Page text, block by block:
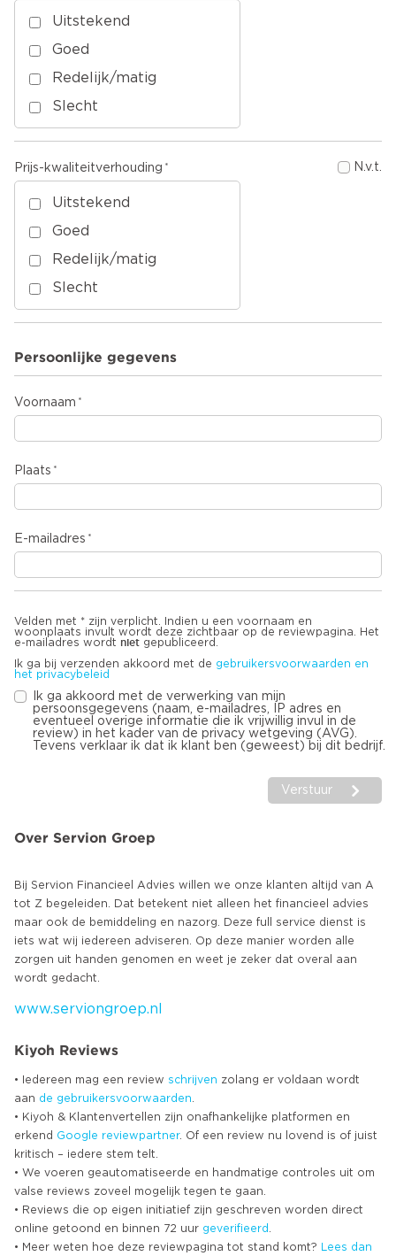
Uitstekend
Goed
Redelijk/matig
Slecht
Prijs-kwaliteitverhouding
Uitstekend
Goed
Redelijk/matig
Slecht
N.v.t.
Persoonlijke gegevens
Voornaam
Plaats
E-mailadres
Velden met * zijn verplicht. Indien u een voornaam en
woonplaats invult wordt deze zichtbaar op de reviewpagina. Het
e-mailadres wordt niet gepubliceerd.
Ik ga bij verzenden akkoord met de gebruikersvoorwaarden en
het privacybeleid
Ik ga akkoord met de verwerking van mijn
persoonsgegevens (naam, e-mailadres, IP adres en
eventueel overige informatie die ik vrijwillig invul in de
review) in het kader van de privacy wetgeving (AVG).
Tevens verklaar ik dat ik klant ben (geweest) bij dit bedrijf.
Verstuur
Over Servion Groep
Bij Servion Financieel Advies willen we onze klanten altijd van A
tot Z begeleiden. Dat betekent niet alleen het financieel advies
maar ook de bemiddeling en nazorg. Deze full service dienst is
iets wat wij iedereen adviseren. Op deze manier worden alle
zorgen uit handen genomen en weet je zeker dat overal aan
www.serviongroep.nl
Kiyoh Reviews
• Iedereen mag een review schrijven zolang er voldaan wordt
aan de gebruikersvoorwaarden
• Kiyoh & Klantenvertellen zijn onafhankelijke platformen en
erkend Google reviewpartner. Of een review nu lovend is of juist
kritisch – iedere stem telt.
• We voeren geautomatiseerde en handmatige controles uit om
valse reviews zoveel mogelijk tegen te gaan.
• Reviews die op eigen initiatief zijn geschreven worden direct
online getoond en binnen 72 uur geverifieerd
• Meer weten hoe deze reviewpagina tot stand komt?
Lees dan